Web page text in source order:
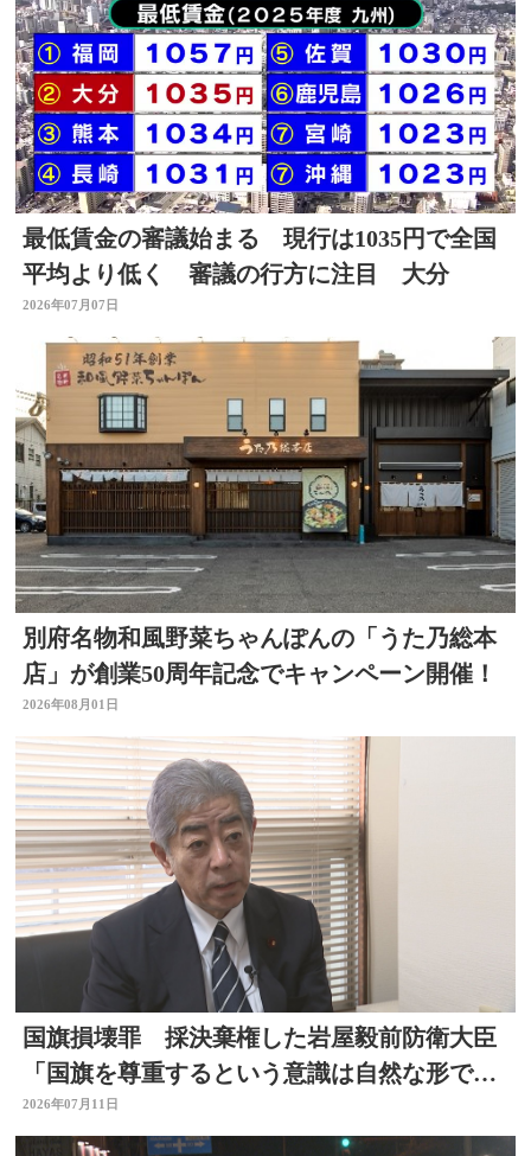
最低賃金の審議始まる 現行は1035円で全国
平均より低く 審議の行方に注目 大分
2026年07月07日
別府名物和風野菜ちゃんぽんの「うた乃総本
店」が創業50周年記念でキャンペーン開催！
2026年08月01日
国旗損壊罪 採決棄権した岩屋毅前防衛大臣
「国旗を尊重するという意識は自然な形で育
まれるべきもの」大分
2026年07月11日